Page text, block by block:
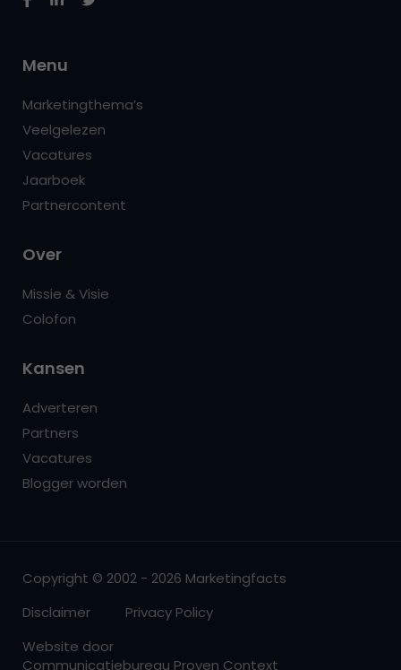
Menu
Marketingthema’s
Veelgelezen
Vacatures
Jaarboek
Partnercontent
Over
Missie & Visie
Colofon
Kansen
Adverteren
Partners
Vacatures
Blogger worden
Copyright © 2002 - 2026 Marketingfacts
Disclaimer
Privacy Policy
Website door
Communicatiebureau Proven Context